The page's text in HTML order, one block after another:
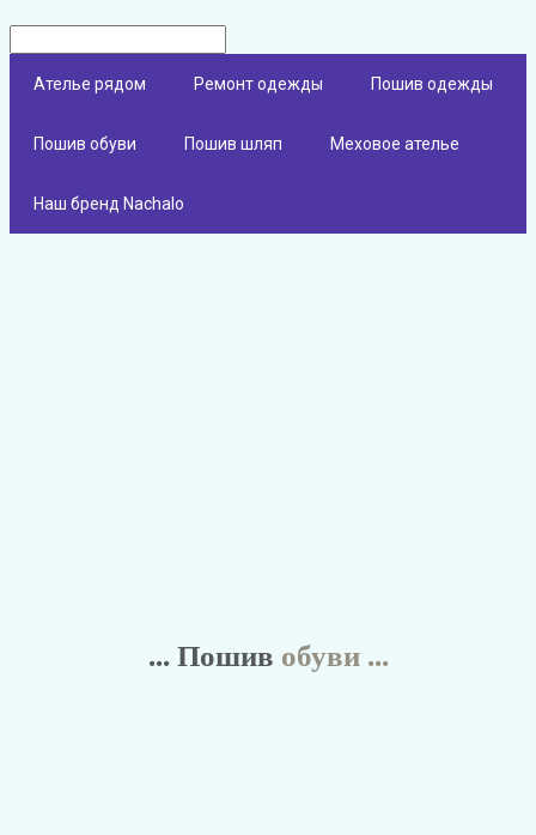
Ателье рядом Ремонт одежды Пошив одежды
Пошив обуви Пошив шляп Меховое ателье
Наш бренд Nachalo
... Пошив обуви ...